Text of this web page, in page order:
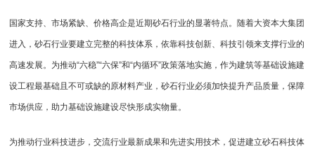
国家支持、市场紧缺、价格高企是近期砂石行业的显著特点。随着大资本大集团
进入，砂石行业要建立完整的科技体系，依靠科技创新、科技引领来支撑行业的
高速发展。为推动“六稳”“六保”和“内循环”政策落地实施，作为建筑等基础设施建
设工程最基础且不可或缺的原材料产业，砂石行业必须加快提升产品质量，保障
市场供应，助力基础设施建设尽快形成实物量。
为推动行业科技进步，交流行业最新成果和先进实用技术，促进建立砂石科技体